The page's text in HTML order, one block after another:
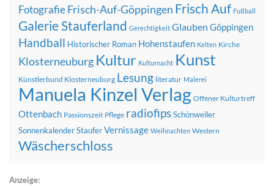
FotografieFrisch-Auf-Göppingen Frisch Auf Fußball
Galerie Stauferland Gerechtigkeit Glauben Göppingen
Handball Historischer Roman Hohenstaufen Kelten Kirche
Klosterneuburg Kultur Kulturnacht Kunst
Künstlerbund Klosterneuburg Lesung literatur Malerei
Manuela Kinzel Verlag Offener Kulturtreff
Ottenbach Passionszeit Pflege radiofipsSchönweiler
SonnenkalenderStauferVernissage Weihnachten Western
Wäscherschloss
Anzeige: